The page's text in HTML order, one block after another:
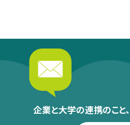
企業と大学の連携のこと、